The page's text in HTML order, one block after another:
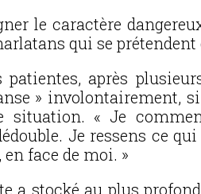
le caractère
qui se prétendent
patientes, après
» involontairement,
situation. « Je
Je ressens ce
en face de moi. »
a stocké au plus